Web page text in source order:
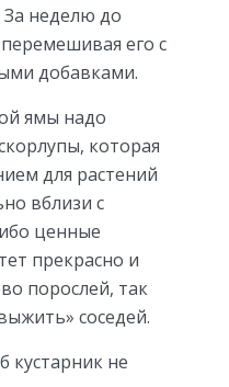
За неделю до
его с
добавками.
ямы надо
которая
для растений
вблизи с
ценные
прекрасно и
порослей, так
соседей.
кустарник не